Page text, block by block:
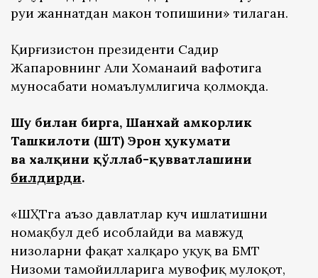
руҳи жаннатдан макон топишини» тилаган.
Қирғизистон президенти Садир
Жапаровнинг Али Хоманаий вафотига
муносабати номаълумлигича қолмоқда.
Шу билан бирга, Шанхай Ҳамкорлик
Ташкилоти (ШҲТ) Эрон ҳукумати
ва халқини қўллаб-қувватлашини
билдирди.
«ШҲТга аъзо давлатлар куч ишлатишни
номақбул деб ҳисоблайди ва мавжуд
низоларни фақат халқаро ҳуқуқ ва БМТ
Низоми тамойилларига мувофиқ мулоқот,